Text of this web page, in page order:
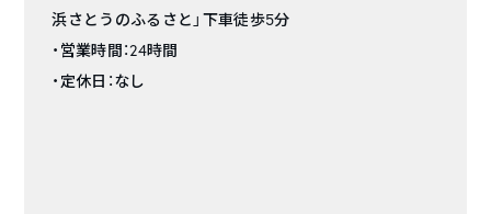
浜さとうのふるさと」下車徒歩5分
・営業時間：24時間
・定休日：なし